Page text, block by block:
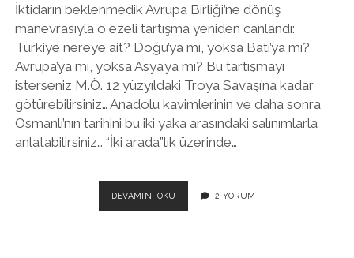
İktidarın beklenmedik Avrupa Birliği’ne dönüş
manevrasıyla o ezeli tartışma yeniden canlandı:
Türkiye nereye ait? Doğu’ya mı, yoksa Batı’ya mı?
Avrupa’ya mı, yoksa Asya’ya mı? Bu tartışmayı
isterseniz M.Ö. 12 yüzyıldaki Troya Savaşı’na kadar
götürebilirsiniz… Anadolu kavimlerinin ve daha sonra
Osmanlı’nın tarihini bu iki yaka arasındaki salınımlarla
anlatabilirsiniz… “İki arada”lık üzerinde…
DEVAMINI OKU
ARADA
2 YORUM